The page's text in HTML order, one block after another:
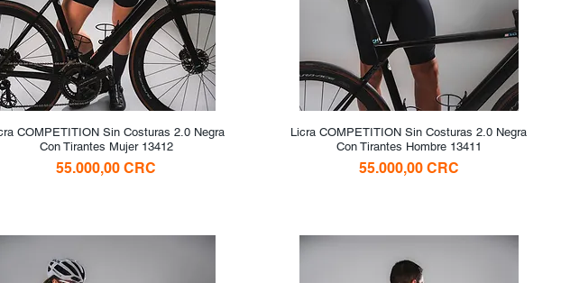
Vista rápida
COMPETITION Sin Costuras 2.0 Negra
Con Tirantes Mujer 13412
Precio
55.000,00 CRC
Vista rápida
Licra COMPETITION Sin Costuras 2.0 Negra
Con Tirantes Hombre 13411
Precio
55.000,00 CRC